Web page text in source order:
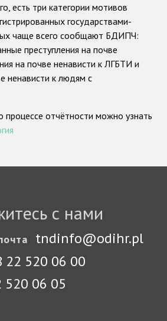
есть три категории мотивов
государствами-
чаще всего сообщают БДИПЧ:
преступления на почве
на почве ненависти к ЛГБТИ и
ненависти к людям с
отчётности можно узнать
с нами
tndinfo@odihr.pl
22 520 06 00
520 06 05